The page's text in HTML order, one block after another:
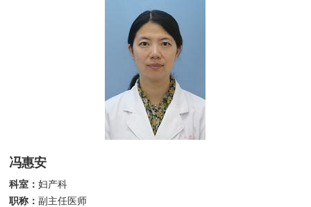
冯惠安
科室：妇产科
职称：副主任医师